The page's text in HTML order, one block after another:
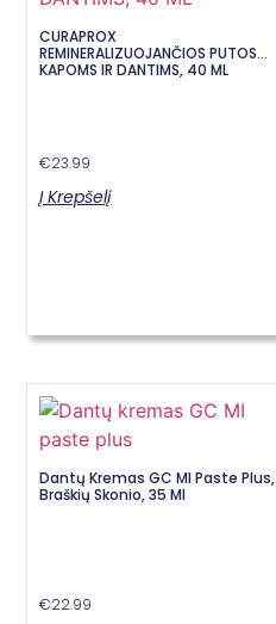
CURAPROX
REMINERALIZUOJANČIOS PUTOS
KAPOMS IR DANTIMS, 40 ML
€23.99
Į Krepšelį
Dantų Kremas GC MI Paste Plus,
Braškių Skonio, 35 Ml
€22.99